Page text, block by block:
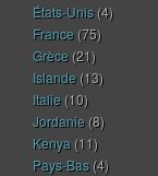
États-Unis (4)
France (75)
Grèce (21)
Islande (13)
Italie (10)
Jordanie (8)
Kenya (11)
Pays-Bas (4)